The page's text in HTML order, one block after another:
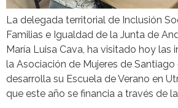
La delegada territorial de Inclusión
Familias e Igualdad de la Junta de
María Luisa Cava, ha visitado hoy las
la Asociación de Mujeres de Santiago
desarrolla su Escuela de Verano en
que este año se financia a través de